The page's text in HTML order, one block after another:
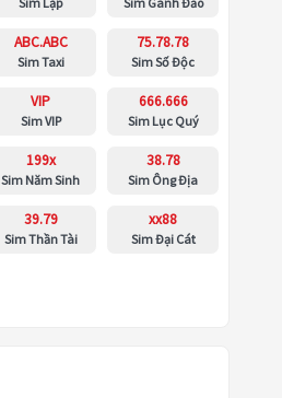
ABC.ABC
Sim Taxi
75.78.78
Sim Số Độc
VIP
Sim VIP
666.666
Sim Lục Quý
199x
Sim Năm Sinh
38.78
Sim Ông Địa
39.79
Sim Thần Tài
xx88
Sim Đại Cát